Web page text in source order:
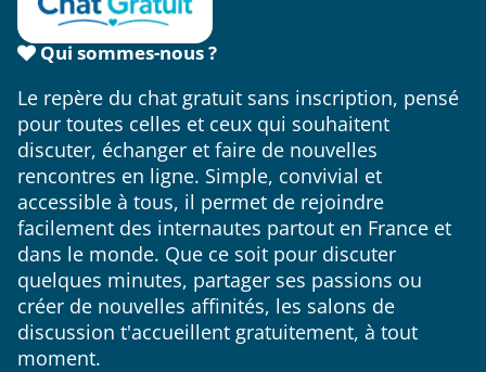
Qui sommes-nous ?
Le repère du chat gratuit sans inscription, pensé
pour toutes celles et ceux qui souhaitent
discuter, échanger et faire de nouvelles
rencontres en ligne. Simple, convivial et
accessible à tous, il permet de rejoindre
facilement des internautes partout en France et
dans le monde. Que ce soit pour discuter
quelques minutes, partager ses passions ou
créer de nouvelles affinités, les salons de
discussion t'accueillent gratuitement, à tout
moment.